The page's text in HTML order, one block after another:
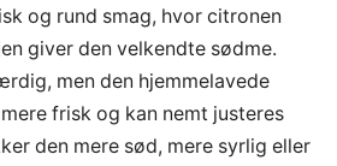
og rund smag, hvor citronen
giver den velkendte sødme.
men den hjemmelavede
frisk og kan nemt justeres
den mere sød, mere syrlig eller